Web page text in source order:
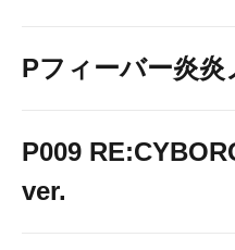
Pフィーバー炎
P009
ver.